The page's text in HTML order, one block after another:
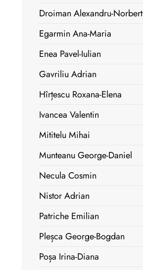
Droiman Alexandru-Norbert
Egarmin Ana-Maria
Enea Pavel-Iulian
Gavriliu Adrian
Hîrțescu Roxana-Elena
Ivancea Valentin
Mititelu Mihai
Munteanu George-Daniel
Necula Cosmin
Nistor Adrian
Patriche Emilian
Pleșca George-Bogdan
Poșa Irina-Diana